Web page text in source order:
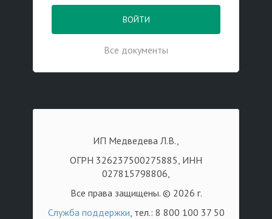
ВОЙТИ
Все документы
ИП Медведева Л.В.,
ОГРН 326237500275885, ИНН
027815798806,
Все права защищены. © 2026 г.
Служба поддержки, тел.: 8 800 100 37 50